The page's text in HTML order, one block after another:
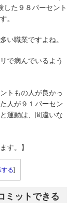
した９８パーセント
。
い職業ですよね。
で病んでいるよう
トもの人が良かっ
人が９１パーセン
運動は、間違いな
す。】
する]
ミットできる